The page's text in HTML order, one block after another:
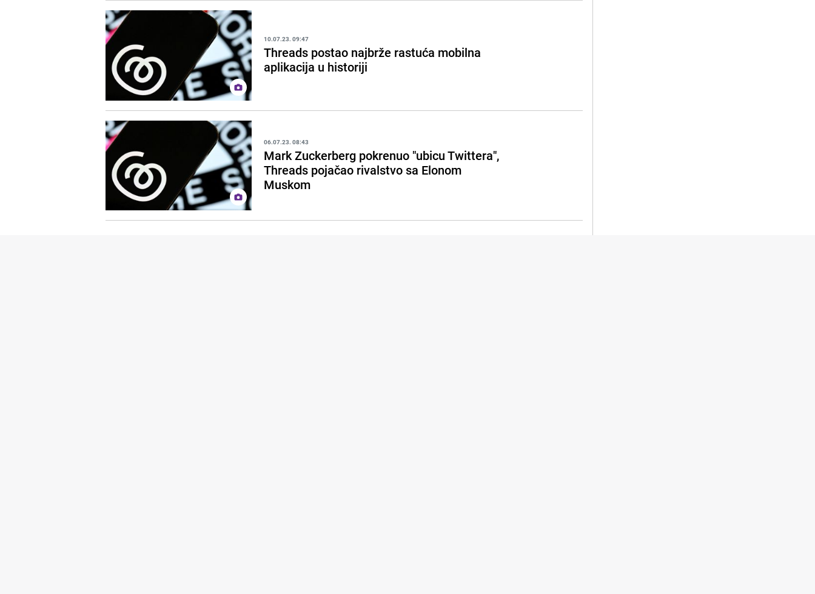
10.07.23. 09:47
Threads postao najbrže rastuća mobilna
aplikacija u historiji
06.07.23. 08:43
Mark Zuckerberg pokrenuo "ubicu Twittera",
Threads pojačao rivalstvo sa Elonom
Muskom